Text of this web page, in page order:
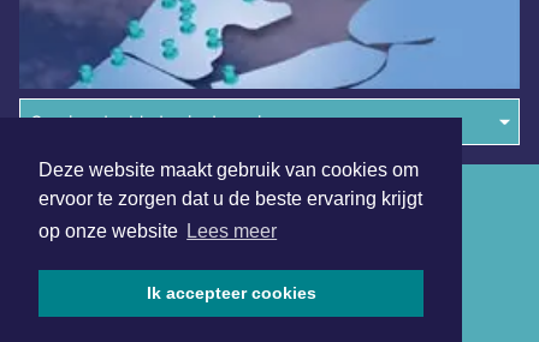
Deze website maakt gebruik van cookies om
ervoor te zorgen dat u de beste ervaring krijgt
op onze website Lees meer
Ik accepteer cookies
Overige dagbladen in de regio
Algemene voorwaarden
Disclaimer